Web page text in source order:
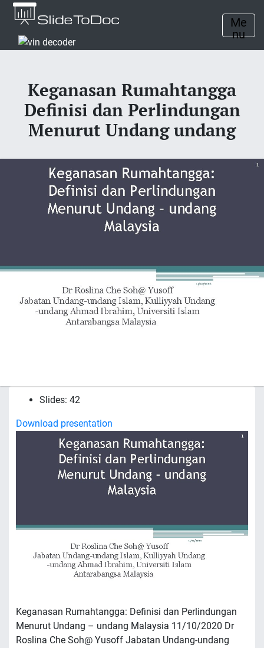
Me
nu
Keganasan Rumahtangga
Definisi dan Perlindungan
Menurut Undang undang
Slides: 42
Download presentation
Keganasan Rumahtangga: Definisi dan Perlindungan
Menurut Undang – undang Malaysia 11/10/2020 Dr
Roslina Che Soh@ Yusoff Jabatan Undang-undang